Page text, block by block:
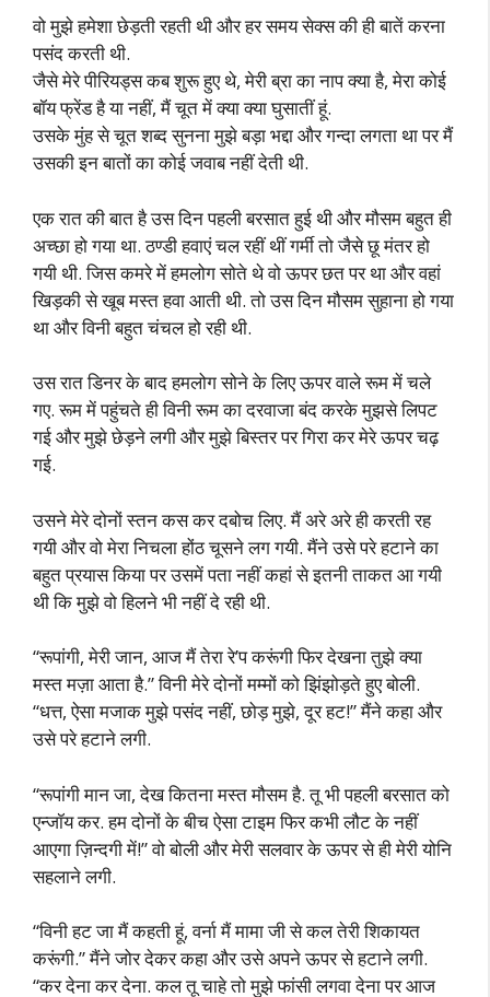
वो मुझे हमेशा छेड़ती रहती थी और हर समय सेक्स की ही बातें करना
पसंद करती थी.
जैसे मेरे पीरियड्स कब शुरू हुए थे, मेरी ब्रा का नाप क्या है, मेरा कोई
बॉय फ्रेंड है या नहीं, मैं चूत में क्या क्या घुसातीं हूं.
उसके मुंह से चूत शब्द सुनना मुझे बड़ा भद्दा और गन्दा लगता था पर मैं
उसकी इन बातों का कोई जवाब नहीं देती थी.
एक रात की बात है उस दिन पहली बरसात हुई थी और मौसम बहुत ही
अच्छा हो गया था. ठण्डी हवाएं चल रहीं थीं गर्मी तो जैसे छू मंतर हो
गयी थी. जिस कमरे में हमलोग सोते थे वो ऊपर छत पर था और वहां
खिड़की से खूब मस्त हवा आती थी. तो उस दिन मौसम सुहाना हो गया
था और विनी बहुत चंचल हो रही थी.
उस रात डिनर के बाद हमलोग सोने के लिए ऊपर वाले रूम में चले
गए. रूम में पहुंचते ही विनी रूम का दरवाजा बंद करके मुझसे लिपट
गई और मुझे छेड़ने लगी और मुझे बिस्तर पर गिरा कर मेरे ऊपर चढ़
गई.
उसने मेरे दोनों स्तन कस कर दबोच लिए. मैं अरे अरे ही करती रह
गयी और वो मेरा निचला होंठ चूसने लग गयी. मैंने उसे परे हटाने का
बहुत प्रयास किया पर उसमें पता नहीं कहां से इतनी ताकत आ गयी
थी कि मुझे वो हिलने भी नहीं दे रही थी.
“रूपांगी, मेरी जान, आज मैं तेरा रे’प करूंगी फिर देखना तुझे क्या
मस्त मज़ा आता है.” विनी मेरे दोनों मम्मों को झिंझोड़ते हुए बोली.
“धत्त, ऐसा मजाक मुझे पसंद नहीं, छोड़ मुझे, दूर हट!” मैंने कहा और
उसे परे हटाने लगी.
“रूपांगी मान जा, देख कितना मस्त मौसम है. तू भी पहली बरसात को
एन्जॉय कर. हम दोनों के बीच ऐसा टाइम फिर कभी लौट के नहीं
आएगा ज़िन्दगी में!” वो बोली और मेरी सलवार के ऊपर से ही मेरी योनि
सहलाने लगी.
“विनी हट जा मैं कहती हूं, वर्ना मैं मामा जी से कल तेरी शिकायत
करूंगी.” मैंने जोर देकर कहा और उसे अपने ऊपर से हटाने लगी.
“कर देना कर देना. कल तू चाहे तो मुझे फांसी लगवा देना पर आज